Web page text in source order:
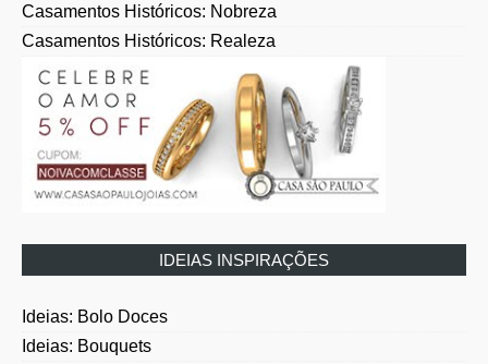
Casamentos Históricos: Nobreza
Casamentos Históricos: Realeza
IDEIAS INSPIRAÇÕES
Ideias: Bolo Doces
Ideias: Bouquets